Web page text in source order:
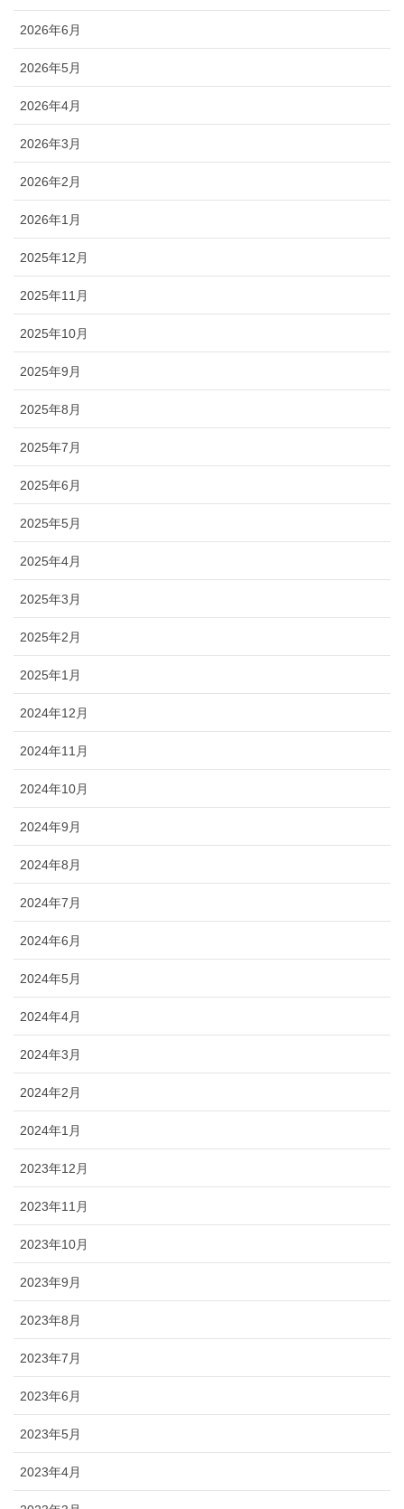
2026年6月
2026年5月
2026年4月
2026年3月
2026年2月
2026年1月
2025年12月
2025年11月
2025年10月
2025年9月
2025年8月
2025年7月
2025年6月
2025年5月
2025年4月
2025年3月
2025年2月
2025年1月
2024年12月
2024年11月
2024年10月
2024年9月
2024年8月
2024年7月
2024年6月
2024年5月
2024年4月
2024年3月
2024年2月
2024年1月
2023年12月
2023年11月
2023年10月
2023年9月
2023年8月
2023年7月
2023年6月
2023年5月
2023年4月